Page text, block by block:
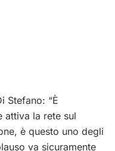
Stefano: “È
attiva la rete sul
è questo uno degli
va sicuramente